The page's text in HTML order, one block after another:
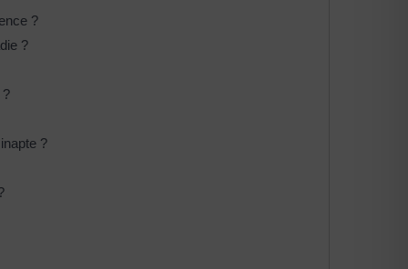
?
?
?
?